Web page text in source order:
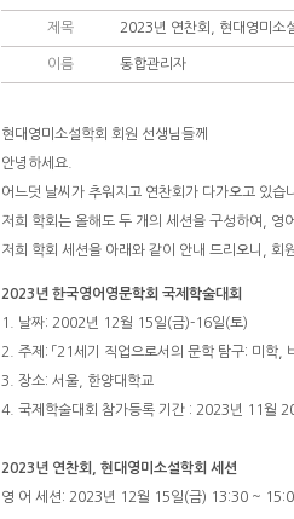
제목 2023년 연찬회, 현대영미소
이름 통합관리자
현대영미소설학회 회원 선생님들께
안녕하세요.
어느덧 날씨가 추워지고 연찬회가 다가오고 있습
저희 학회는 올해도 두 개의 세션을 구성하여, 영
저희 학회 세션을 아래와 같이 안내 드리오니,
2023년 한국영어영문학회 국제학술대회
1. 날짜: 2002년 12월 15일(금)-16일(토)
2. 주제: 「21세기 직업으로서의 문학 탐구: 미
3. 장소: 서울, 한양대학교
4. 국제학술대회 참가등록 기간 : 2023년 11월
2023년 연찬회, 현대영미소설학회 세션
영 어 세션: 2023년 12월 15일(금) 13:30 ~